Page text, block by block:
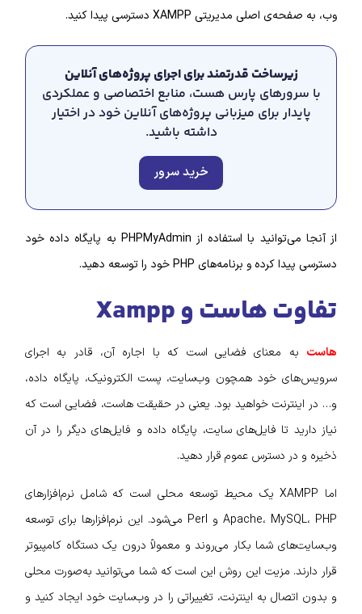
وب، به صفحه‌ی اصلی مدیریتی XAMPP دسترسی پیدا کنید.
زیرساخت قدرتمند برای اجرای پروژه‌های آنلاین
با سرورهای پارس هست، منابع اختصاصی و عملکردی
پایدار برای میزبانی پروژه‌های آنلاین خود در اختیار
داشته باشید.
خرید سرور
از آنجا می‌توانید با استفاده از PHPMyAdmin به پایگاه داده خود
دسترسی پیدا کرده و برنامه‌های PHP خود را توسعه دهید.
تفاوت هاست و Xampp
هاست به معنای فضایی است که با اجاره آن، قادر به اجرای
سرویس‌های خود همچون وب‌سایت، پست الکترونیک، پایگاه داده،
و… در اینترنت خواهید بود. یعنی در حقیقت هاست، فضایی است که
نیاز دارید تا فایل‌های سایت، پایگاه داده و فایل‌های دیگر را در آن
ذخیره و در دسترس عموم قرار دهید.
اما XAMPP یک محیط توسعه محلی است که شامل نرم‌افزارهای
Apache، MySQL، PHP و Perl می‌شود. این نرم‌افزارها برای توسعه
وب‌سایت‌های شما بکار می‌روند و معمولاً درون یک دستگاه کامپیوتر
قرار دارند. مزیت این روش این است که شما می‌توانید به‌صورت محلی
و بدون اتصال به اینترنت، تغییراتی را در وب‌سایت خود ایجاد کنید و